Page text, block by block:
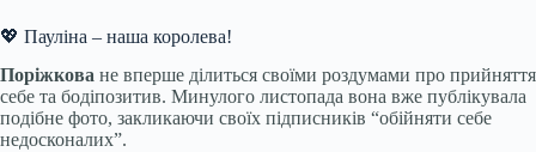
💖 Пауліна – наша королева!
Поріжкова не вперше ділиться своїми роздумами про прийняття
себе та бодіпозитив. Минулого листопада вона вже публікувала
подібне фото, закликаючи своїх підписників “обійняти себе
недосконалих”.